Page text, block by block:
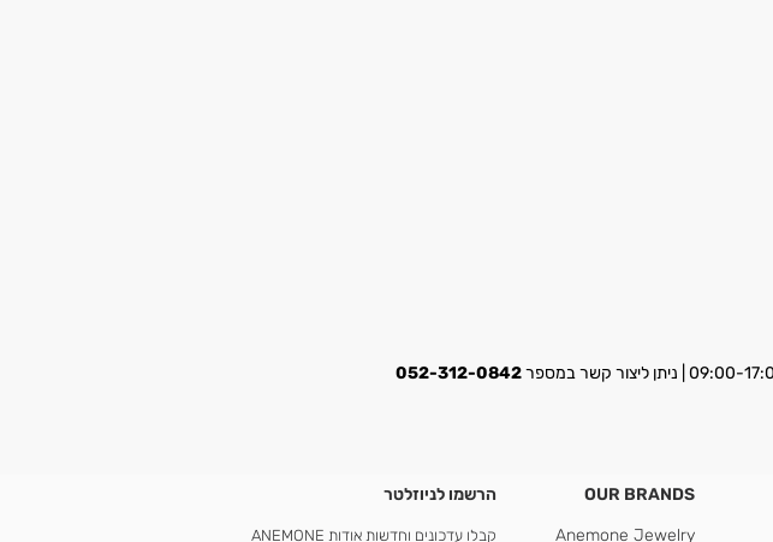
052-312-0842
OUR BRANDS
Anemone Jewelry
הרשמו לניוזלטר
קבלו עדכונים וחדשות אודות ANEMONE